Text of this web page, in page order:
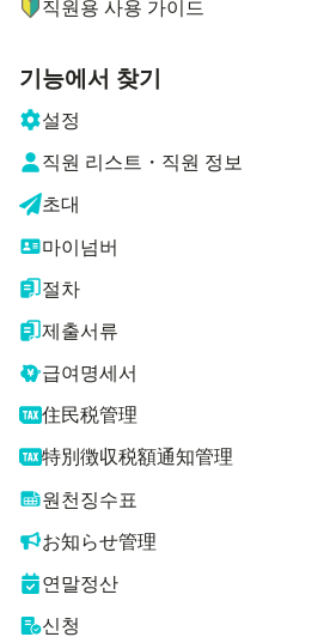
직원용 사용 가이드
기능에서 찾기
설정
직원 리스트・직원 정보
초대
마이넘버
절차
제출서류
급여명세서
住民税管理
特別徴収税額通知管理
원천징수표
お知らせ管理
연말정산
신청